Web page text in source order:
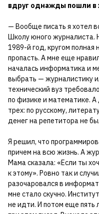
вдруг однажды пошли в
— Вообще писать я хотел
Школу юного журналиста.
1989-й год, кругом полная
пропасть. А мне еще
началась информатика и
выбрать — журналистику
технический вуз
по физике и математике.
трех: по русскому,
денег на репетитора не
Я решил, что
причем на всю жизнь. А
Мама сказала: «Если ты
к этому». Ровно так и
разочаровался в
мне стало скучно.
не идти. И потом еще пять